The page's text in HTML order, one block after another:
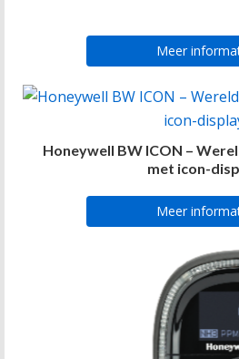
Meer
Honeywell BW ICON –
met icon-
Meer